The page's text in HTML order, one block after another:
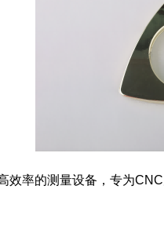
效率的测量设备，专为